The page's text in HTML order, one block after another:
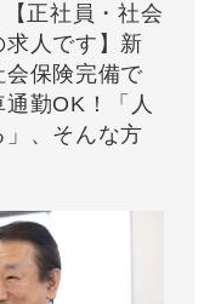
正社員・社会
人です】新
保険完備で
勤OK！「人
、そんな方